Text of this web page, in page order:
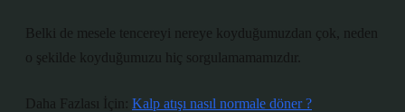
Belki de mesele tencereyi nereye koyduğumuzdan çok, neden
o şekilde koyduğumuzu hiç sorgulamamamızdır.
Daha Fazlası İçin: Kalp atışı nasıl normale döner ?